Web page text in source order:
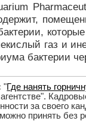
газ и
бактерии
"Где нанять
за своего
принять без